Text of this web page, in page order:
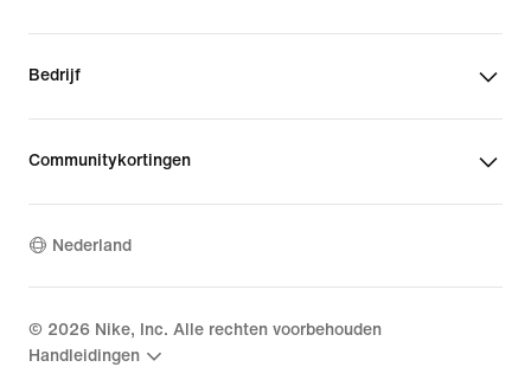
Bedrijf
Communitykortingen
Nederland
© 2026 Nike, Inc. Alle rechten voorbehouden
Handleidingen